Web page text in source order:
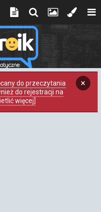
do przeczytania
do rejestracji na
więcej]
×